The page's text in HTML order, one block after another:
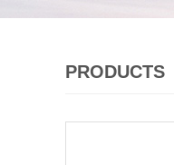
PRODUCTS